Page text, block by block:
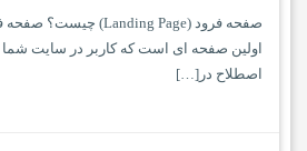
اولین صفحه ای است که کاربر در سایت
اصطلاح در[…]